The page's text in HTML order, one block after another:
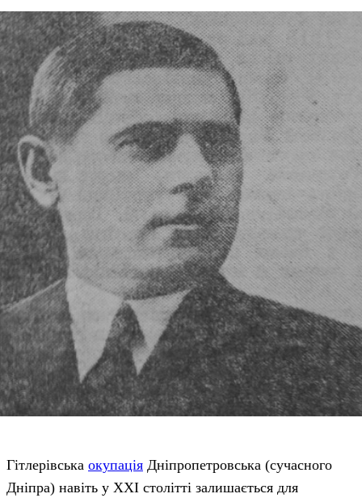
Гітлерівська окупація Дніпропетровська (сучасного
Дніпра) навіть у XXI столітті залишається для